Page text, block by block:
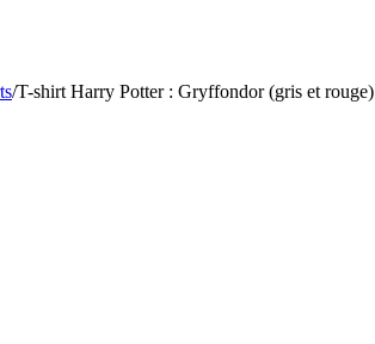
/T-shirt Harry Potter : Gryffondor (gris et rouge)